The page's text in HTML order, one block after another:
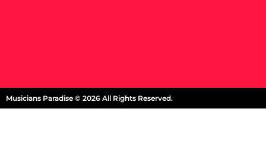
Musicians Paradise © 2026 All Rights Reserved.